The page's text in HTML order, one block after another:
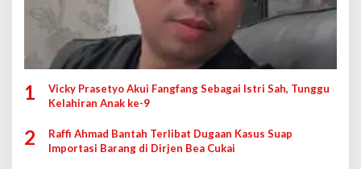
1
Vicky Prasetyo Akui Fangfang Sebagai Istri Sah, Tunggu
Kelahiran Anak ke-9
2
Raffi Ahmad Bantah Terlibat Dugaan Kasus Suap
Importasi Barang di Dirjen Bea Cukai